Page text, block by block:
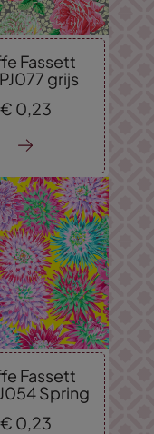
Fassett
grijs
€ 0,23
Fassett
Spring
€ 0, 23